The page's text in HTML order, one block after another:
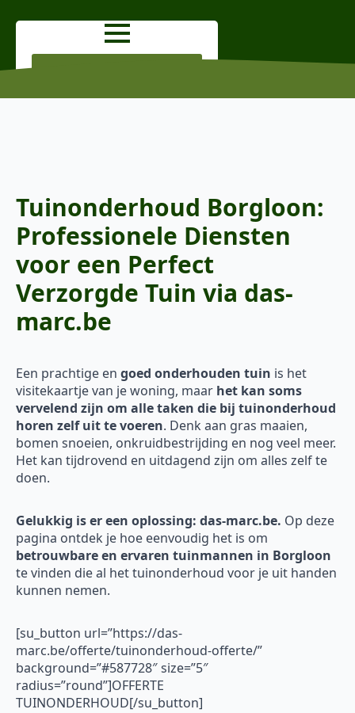
Tuinonderhoud Borgloon:
Professionele Diensten
voor een Perfect
Verzorgde Tuin via das-
marc.be
Een prachtige en goed onderhouden tuin is het
visitekaartje van je woning, maar het kan soms
vervelend zijn om alle taken die bij tuinonderhoud
horen zelf uit te voeren. Denk aan gras maaien,
bomen snoeien, onkruidbestrijding en nog veel meer.
Het kan tijdrovend en uitdagend zijn om alles zelf te
doen.
Gelukkig is er een oplossing: das-marc.be. Op deze
pagina ontdek je hoe eenvoudig het is om
betrouwbare en ervaren tuinmannen in Borgloon
te vinden die al het tuinonderhoud voor je uit handen
kunnen nemen.
[su_button url=”https://das-
marc.be/offerte/tuinonderhoud-offerte/”
background=”#587728″ size=”5″
radius=”round”]OFFERTE
TUINONDERHOUD[/su_button]